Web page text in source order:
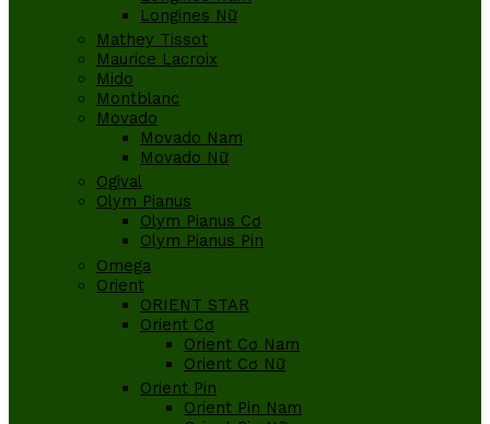
Longines Nữ
Mathey Tissot
Maurice Lacroix
Mido
Montblanc
Movado
Movado Nam
Movado Nữ
Ogival
Olym Pianus
Olym Pianus Cơ
Olym Pianus Pin
Omega
Orient
ORIENT STAR
Orient Cơ
Orient Cơ Nam
Orient Cơ Nữ
Orient Pin
Orient Pin Nam